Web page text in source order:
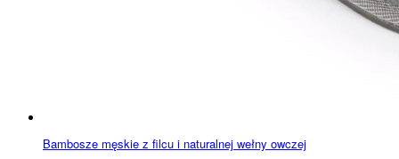
Bambosze męskie z filcu i naturalnej wełny owczej